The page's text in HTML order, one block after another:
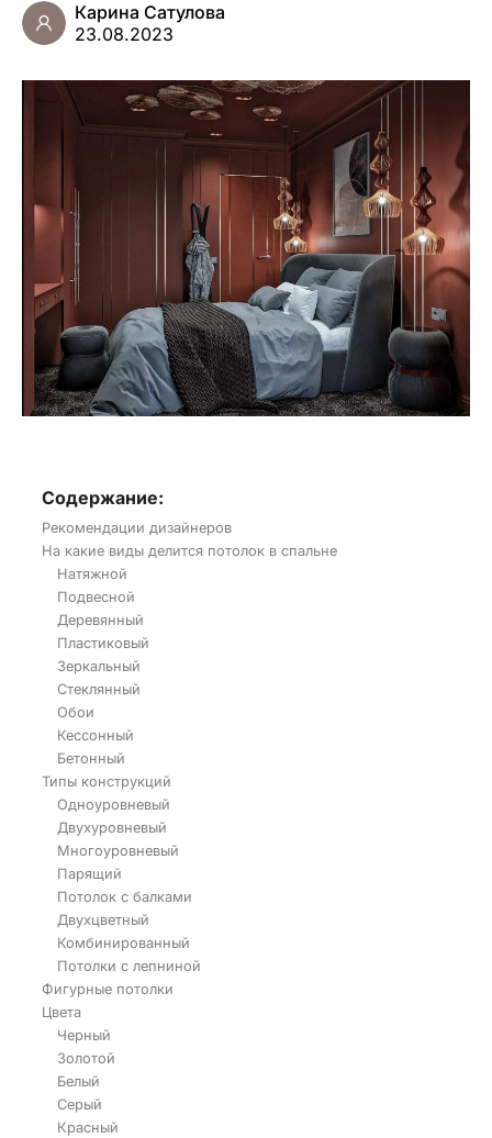
Карина Сатулова
23.08.2023
Содержание:
Рекомендации дизайнеров
На какие виды делится потолок в спальне
Натяжной
Подвесной
Деревянный
Пластиковый
Зеркальный
Стеклянный
Обои
Кессонный
Бетонный
Типы конструкций
Одноуровневый
Двухуровневый
Многоуровневый
Парящий
Потолок с балками
Двухцветный
Комбинированный
Потолки с лепниной
Фигурные потолки
Цвета
Черный
Золотой
Белый
Серый
Красный